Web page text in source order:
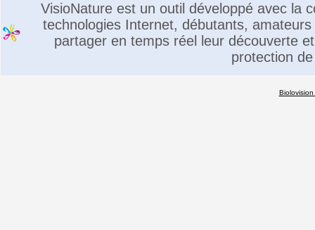
VisioNature est un outil développé avec la
technologies Internet, débutants,
partager en temps réel leur découverte
protection
Biolovision